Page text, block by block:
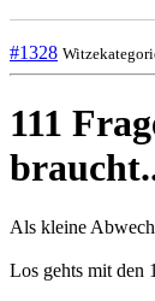
#1328
111
Als kleine
Los gehts mit den